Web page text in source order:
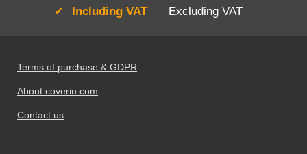
Active:
Including VAT Excluding VAT
Terms of purchase & GDPR
About coverin.com
Contact us